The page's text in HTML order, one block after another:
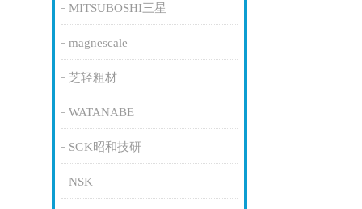
MITSUBOSHI三星
magnescale
芝轻粗材
WATANABE
SGK昭和技研
NSK